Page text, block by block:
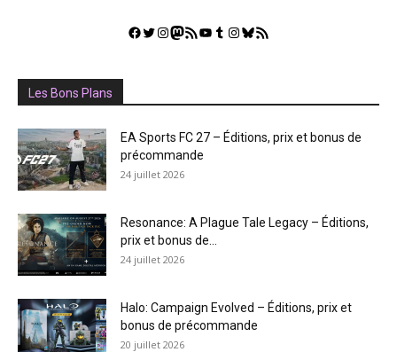
Facebook
Twitter
Instagram
Mastodon
Flux RSSYouTube
Tumblr
Instagram
Bluesky
GestGame
Les Bons Plans
EA Sports FC 27 – Éditions, prix et bonus de
précommande
24 juillet 2026
Resonance: A Plague Tale Legacy – Éditions,
prix et bonus de...
24 juillet 2026
Halo: Campaign Evolved – Éditions, prix et
bonus de précommande
20 juillet 2026